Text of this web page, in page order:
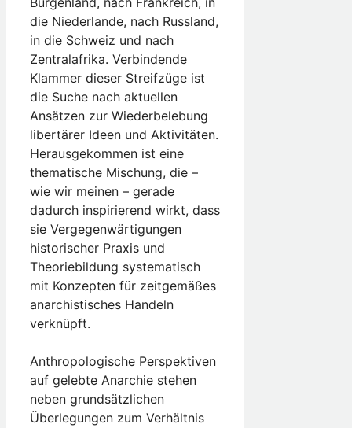
die Niederlande, nach Russland,
in die Schweiz und nach
Zentralafrika. Verbindende
Klammer dieser Streifzüge ist
die Suche nach aktuellen
Ansätzen zur Wiederbelebung
libertärer Ideen und Aktivitäten.
Herausgekommen ist eine
thematische Mischung, die –
wie wir meinen – gerade
dadurch inspirierend wirkt, dass
sie Vergegenwärtigungen
historischer Praxis und
Theoriebildung systematisch
mit Konzepten für zeitgemäßes
anarchistisches Handeln
verknüpft.
Anthropologische Perspektiven
auf gelebte Anarchie stehen
neben grundsätzlichen
Überlegungen zum Verhältnis